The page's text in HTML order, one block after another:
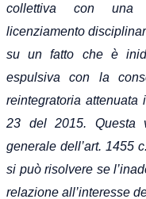
collettiva con una
licenziamento
su un fatto che è
espulsiva con la
reintegratoria attenuata
23 del 2015. Questa
generale dell’art. 1455
si può risolvere se
relazione all’interesse